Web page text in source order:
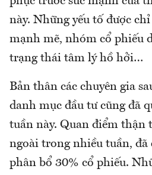
này. Những yếu tố được
mạnh mẽ, nhóm cổ phiếu
trạng thái tâm lý hồ hởi…
Bản thân các chuyên gia
danh mục đầu tư cũng đã
tuần này. Quan điểm thận
ngoài trong nhiều tuần,
phân bổ 30% cổ phiếu.